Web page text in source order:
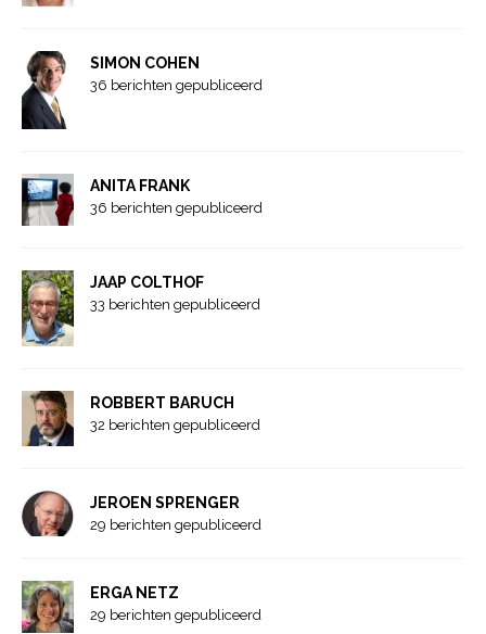
SIMON COHEN
36 berichten gepubliceerd
ANITA FRANK
36 berichten gepubliceerd
JAAP COLTHOF
33 berichten gepubliceerd
ROBBERT BARUCH
32 berichten gepubliceerd
JEROEN SPRENGER
29 berichten gepubliceerd
ERGA NETZ
29 berichten gepubliceerd